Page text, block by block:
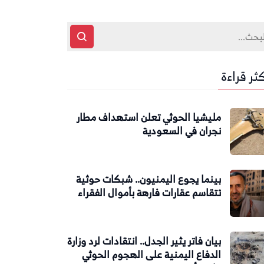
قراءة
مليشيا الحوثي تعلن استهداف مطار
نجران في السعودية
بينما يجوع اليمنيون.. شبكات حوثية
تتقاسم عقارات فارهة بأموال الفقراء
بيان فاتر يثير الجدل.. انتقادات لرد وزارة
الدفاع اليمنية على الهجوم الحوثي